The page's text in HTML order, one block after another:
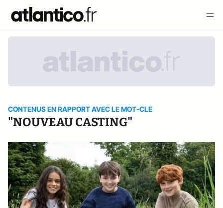
CONTENUS EN RAPPORT AVEC LE MOT-CLE
"NOUVEAU CASTING"